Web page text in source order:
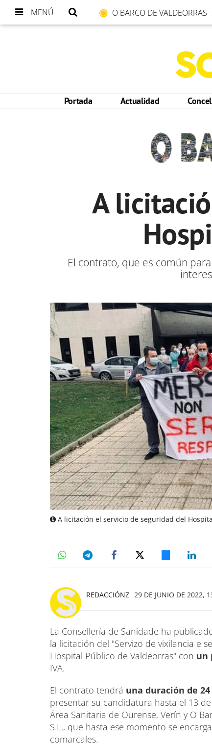
MENÚ O BARCO DE VALDEORRAS
Portada Actualidad
A
El contrato, que es común
A licitación el servicio de seguridad del
REDACCIÓNZ 29 DE JUNIO DE 2022,
La Consellería de Sanidade ha
la licitación del "Servizo de vixilancia e
Hospital Público de Valdeorras" con un
IVA.
El contrato tendrá una duración de
presentar su candidatura hasta el 13
Área Sanitaria de Ourense, Verín y O
S.L., que hasta ese momento se
comarcales.